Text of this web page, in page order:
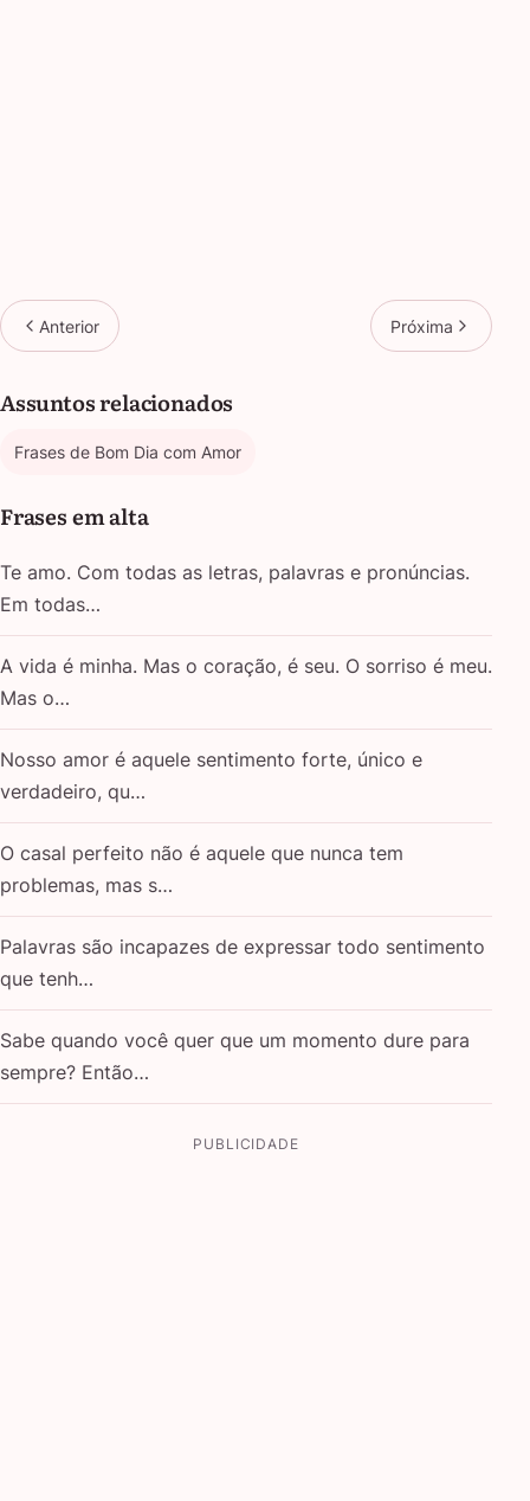
Anterior Próxima
Assuntos relacionados
Frases de Bom Dia com Amor
Frases em alta
Te amo. Com todas as letras, palavras e pronúncias.
Em todas…
A vida é minha. Mas o coração, é seu. O sorriso é meu.
Mas o…
Nosso amor é aquele sentimento forte, único e
verdadeiro, qu…
O casal perfeito não é aquele que nunca tem
problemas, mas s…
Palavras são incapazes de expressar todo sentimento
que tenh…
Sabe quando você quer que um momento dure para
sempre? Então…
PUBLICIDADE